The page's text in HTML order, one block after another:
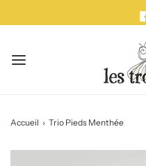
Accueil › Trio Pieds Menthée